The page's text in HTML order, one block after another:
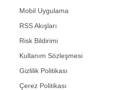
Mobil Uygulama
RSS Akışları
Risk Bildirimi
Kullanım Sözleşmesi
Gizlilik Politikası
Çerez Politikası